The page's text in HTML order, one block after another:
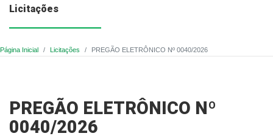
Licitações
Página Inicial Licitações PREGÃO ELETRÔNICO Nº 0040/2026
PREGÃO ELETRÔNICO Nº
0040/2026